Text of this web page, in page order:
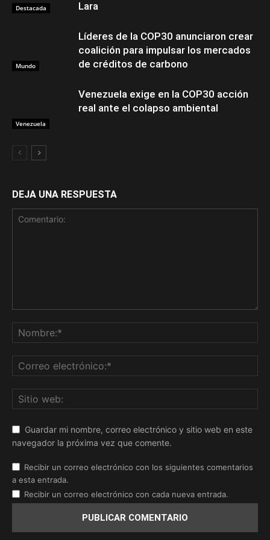
Destacada Lara
Mundo
Líderes de la COP30 anunciaron crear
coalición para impulsar los mercados
de créditos de carbono
Venezuela
Venezuela exige en la COP30 acción
real ante el colapso ambiental
DEJA UNA RESPUESTA
Guardar mi nombre, correo electrónico y sitio web en este
navegador la próxima vez que comente.
Recibir un correo electrónico con los siguientes comentarios
a esta entrada.
Recibir un correo electrónico con cada nueva entrada.